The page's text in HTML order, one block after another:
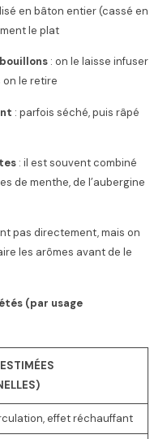
en bâton entier (cassé en
le plat
: on le laisse infuser
on le retire
: parfois séché, puis râpé
: il est souvent combiné
de menthe, de l’aubergine
pas directement, mais on
les arômes avant de le
(par usage
effet réchauffant